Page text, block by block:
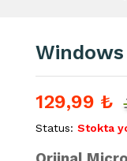
129,99 ₺
Status: Stokta